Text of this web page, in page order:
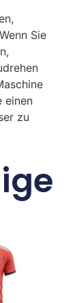
Sie
einen
zu